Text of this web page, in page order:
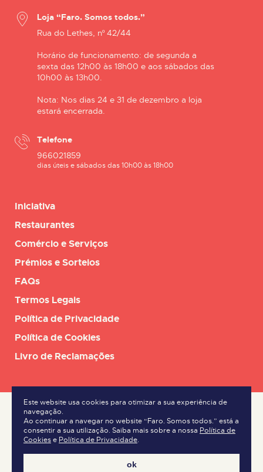
Este website usa cookies para otimizar a sua experiência de
navegação.
Ao continuar a navegar no website “Faro. Somos todos.” está a
consentir a sua utilização. Saiba mais sobre a nossa Política de
Cookies e Política de Privacidade.
ok
Loja “Faro. Somos todos.”
Rua do Lethes, nº 42/44
Horário de funcionamento: de segunda a
sexta das 12h00 às 18h00 e aos sábados das
10h00 às 13h00.
Nota: Nos dias 24 e 31 de dezembro a loja
estará encerrada.
Telefone
966021859
dias úteis e sábados das 10h00 às 18h00
Iniciativa
Restaurantes
Comércio e Serviços
Prémios e Sorteios
FAQs
Termos Legais
Política de Privacidade
Política de Cookies
Livro de Reclamações